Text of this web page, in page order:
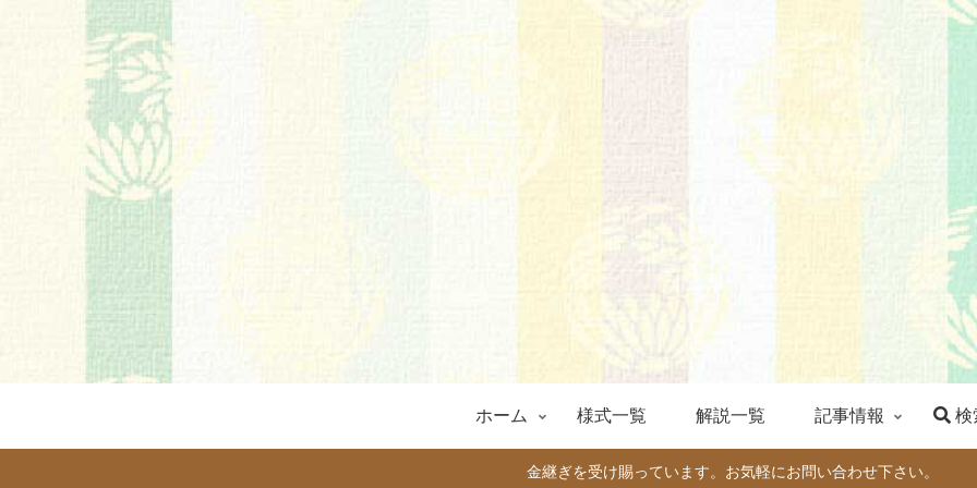
ホーム 様式一覧 解説一覧 記事情報 検
金継ぎを受け賜っています。お気軽にお問い合わせ下さい。